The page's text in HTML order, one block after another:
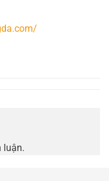
luận.